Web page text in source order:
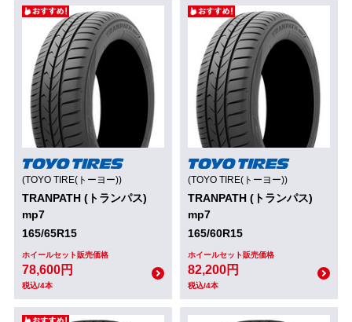
(TOYO TIRE(トーヨー))
TRANPATH (トランパス)
mp7
165/65R15
ホイールセット販売価格
78,600円
税込/4本
(TOYO TIRE(トーヨー))
TRANPATH (トランパス)
mp7
165/60R15
ホイールセット販売価格
82,200円
税込/4本